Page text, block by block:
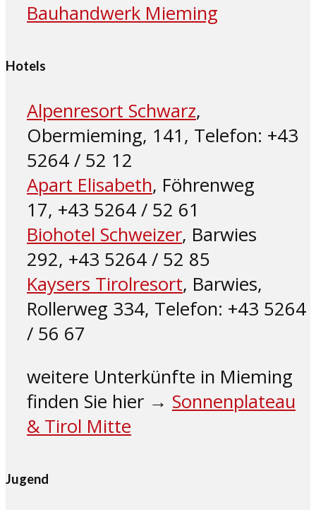
Bauhandwerk Mieming
Hotels
Alpenresort Schwarz,
Obermieming, 141, Telefon: +43
5264 / 52 12
Apart Elisabeth, Föhrenweg
17, +43 5264 / 52 61
Biohotel Schweizer, Barwies
292, +43 5264 / 52 85
Kaysers Tirolresort, Barwies,
Rollerweg 334, Telefon: +43 5264
/ 56 67
weitere Unterkünfte in Mieming
finden Sie hier → Sonnenplateau
& Tirol Mitte
Jugend